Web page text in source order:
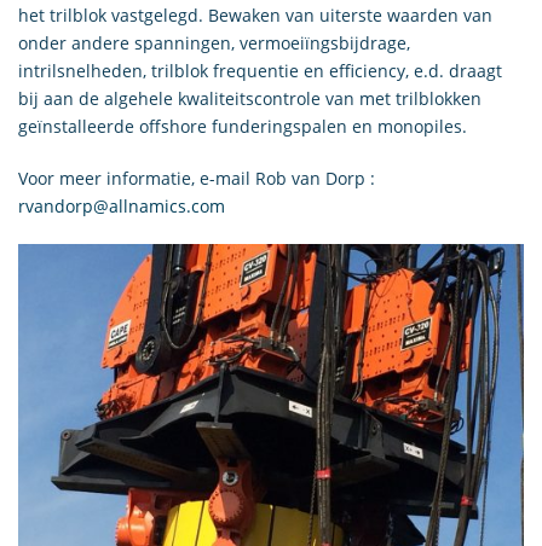
het trilblok vastgelegd. Bewaken van uiterste waarden van
onder andere spanningen, vermoeiïngsbijdrage,
intrilsnelheden, trilblok frequentie en efficiency, e.d. draagt
bij aan de algehele kwaliteitscontrole van met trilblokken
geïnstalleerde offshore funderingspalen en monopiles.
Voor meer informatie, e-mail Rob van Dorp :
rvandorp@allnamics.com